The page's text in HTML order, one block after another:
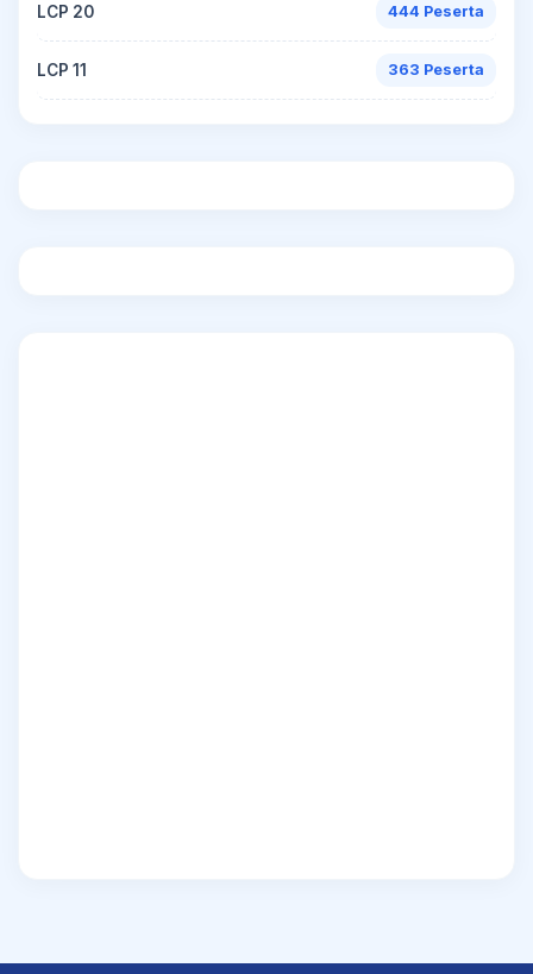
LCP 20 444 Peserta
LCP 11 363 Peserta